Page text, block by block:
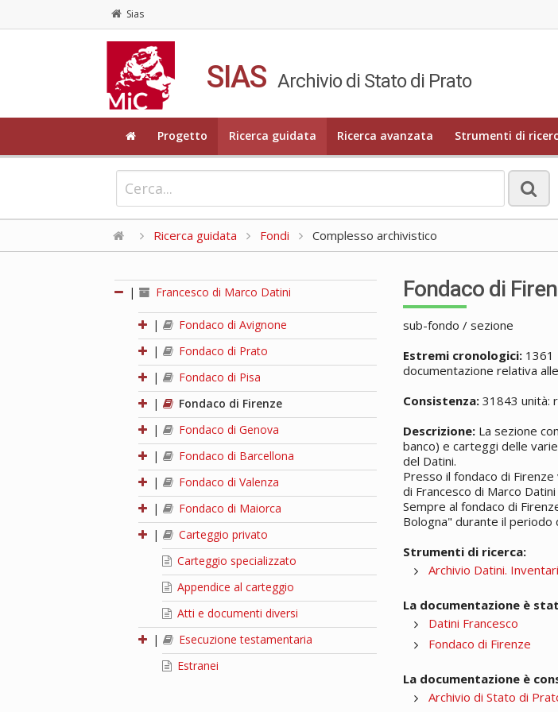
Sias
SIAS Archivio di Stato di Prato
Progetto Ricerca guidata Ricerca avanzata Strumenti di
Ricerca guidata Fondi Complesso archivistico
| Francesco di Marco Datini
|
Fondaco di Avignone
|
Fondaco di Prato
|
Fondaco di Pisa
|
Fondaco di Firenze
|
Fondaco di Genova
|
Fondaco di Barcellona
|
Fondaco di Valenza
|
Fondaco di Maiorca
|
Carteggio privato
Carteggio specializzato
Appendice al carteggio
Atti e documenti diversi
|
Esecuzione testamentaria
Estranei
Fondaco di
sub-fondo / sezione
Estremi cronologici: 1361
documentazione relativa
Consistenza: 31843 unità:
Descrizione: La sezione
banco) e carteggi delle
del Datini.
Presso il fondaco di
di Francesco di Marco
Sempre al fondaco di
Bologna" durante il
Strumenti di ricerca:
Archivio Datini.
La documentazione è
Datini Francesco
Fondaco di Firenze
La documentazione è
Archivio di Stato di